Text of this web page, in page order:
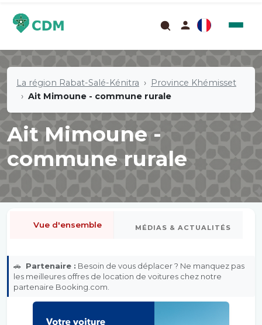
La région Rabat-Salé-Kénitra
Province Khémisset
Ait Mimoune - commune rurale
Ait Mimoune -
commune rurale
Vue d'ensemble MÉDIAS & ACTUALITÉS
🚗 Partenaire : Besoin de vous déplacer ? Ne manquez pas
les meilleures offres de location de voitures chez notre
partenaire Booking.com.